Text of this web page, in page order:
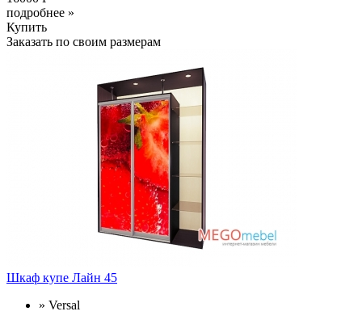
подробнее »
Купить
Заказать по своим размерам
Шкаф купе Лайн 45
» Versal